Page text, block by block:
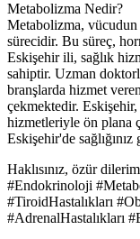
Metabolizma Nedir?
Metabolizma,
sürecidir. Bu süreç,
Eskişehir ili, sağlık
sahiptir. Uzman
branşlarda hizmet
çekmektedir.
hizmetleriyle ön plana
Eskişehir'de sağlığınız
Haklısınız, özür
#Endokrinoloji
#TiroidHastalıkları
#AdrenalHastalıkları